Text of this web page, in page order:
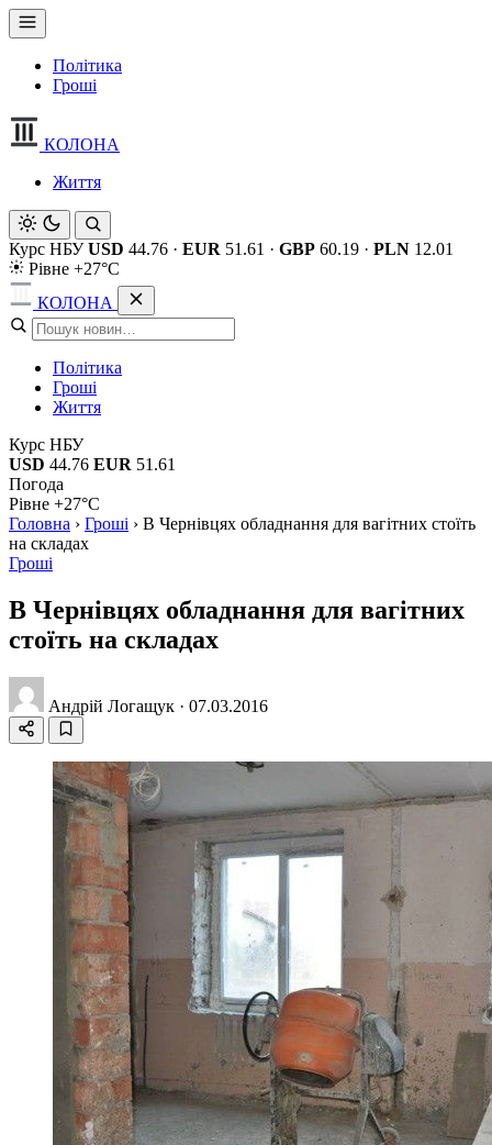
Політика
Гроші
КОЛОНА
Життя
Курс НБУ USD 44.76 · EUR 51.61 · GBP 60.19 · PLN 12.01
Рівне +27°C
КОЛОНА
Політика
Гроші
Життя
Курс НБУ
USD 44.76 EUR 51.61
Погода
Рівне +27°C
Головна › Гроші › В Чернівцях обладнання для вагітних стоїть
на складах
Гроші
В Чернівцях обладнання для вагітних
стоїть на складах
Андрій Логащук · 07.03.2016